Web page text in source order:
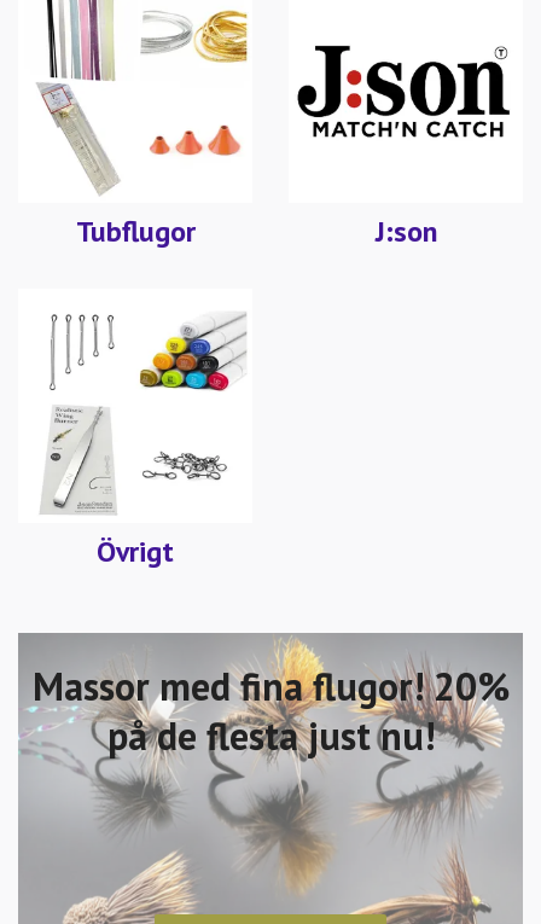
Massor med fina flugor! 20%
på de flesta just nu!
Tubflugor J:son
Övrigt